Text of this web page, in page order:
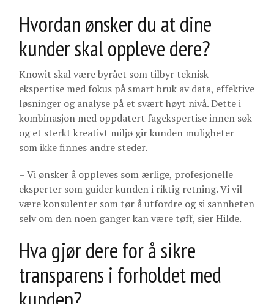
Hvordan ønsker du at dine
kunder skal oppleve dere?
Knowit skal være byrået som tilbyr teknisk
ekspertise med fokus på smart bruk av data, effektive
løsninger og analyse på et svært høyt nivå. Dette i
kombinasjon med oppdatert fagekspertise innen søk
og et sterkt kreativt miljø gir kunden muligheter
som ikke finnes andre steder.
– Vi ønsker å oppleves som ærlige, profesjonelle
eksperter som guider kunden i riktig retning. Vi vil
være konsulenter som tør å utfordre og si sannheten
selv om den noen ganger kan være tøff, sier Hilde.
Hva gjør dere for å sikre
transparens i forholdet med